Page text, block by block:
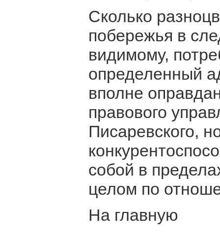
Сколько
побережья в
видимому,
определенный
вполне
правового
Писаревского,
собой в
целом по
На главную